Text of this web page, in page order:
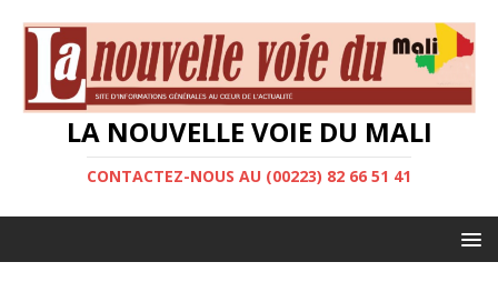
LA NOUVELLE VOIE DU MALI
CONTACTEZ-NOUS AU (00223) 82 66 51 41